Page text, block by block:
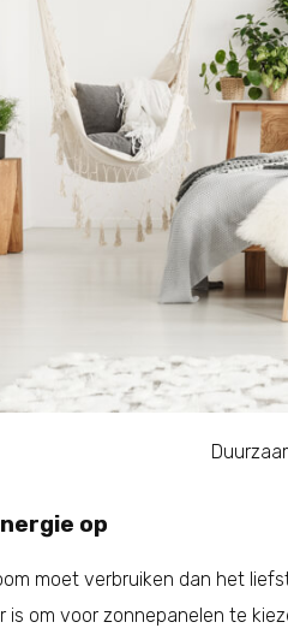
op
moet verbruiken dan het
is om voor zonnepanelen te